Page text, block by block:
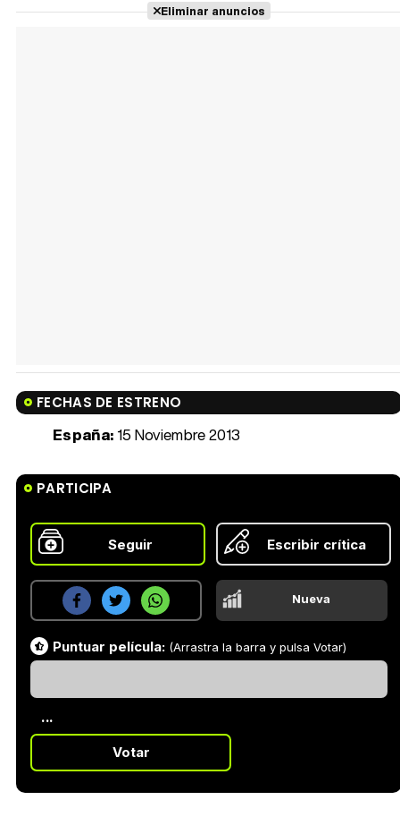
Eliminar anuncios
FECHAS DE ESTRENO
España: 15 Noviembre 2013
PARTICIPA
Seguir Escribir crítica
Nueva
Puntuar película: (Arrastra la barra y pulsa Votar)
...
Votar